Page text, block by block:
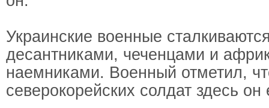
Украинские военные
десантниками, чеченцами и
наемниками. Военный отметил,
северокорейских солдат здесь